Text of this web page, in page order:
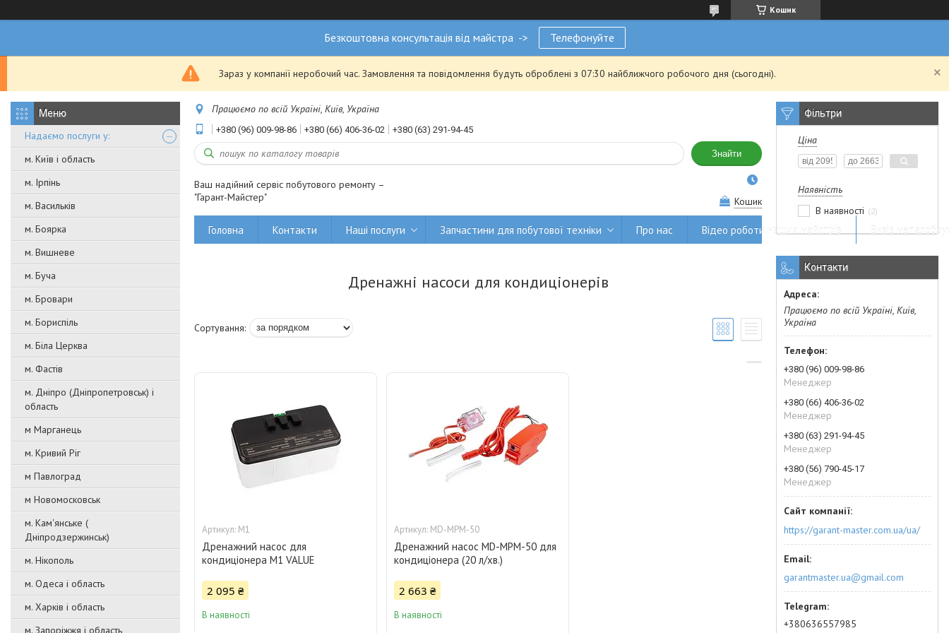
Кошик
Безкоштовна консультація від майстра -> Телефонуйте
Зараз у компанії неробочий час. Замовлення та повідомлення будуть оброблені з 07:30 найближчого робочого дня (сьогодні).
Надаємо послуги у:
м. Київ і область
м. Ірпінь
м. Васильків
м. Боярка
м. Вишневе
м. Буча
м. Бровари
м. Бориспіль
м. Біла Церква
м. Фастів
м. Дніпро (Дніпропетровськ) і
область
м Марганець
м. Кривий Ріг
м Павлоград
м Новомосковськ
м. Кам'янське (
Дніпродзержинськ)
м. Нікополь
м. Одеса і область
м. Харків і область
м. Запоріжжя і область
Працюємо по всій Україні, Київ, Україна
+380 (96) 009-98-86 +380 (66) 406-36-02 +380 (63) 291-94-45
Знайти
Ваш надійний сервіс побутового ремонту –
"Гарант-Майстер"
Кошик
Головна Контакти Наші послуги Запчастини для побутової техніки Про нас Відео роботи наших майстрів Вивіз
Дренажні насоси для кондиціонерів
M1
Дренажний насос для
кондиціонера M1 VALUE
2 095 ₴
В наявності
MD-MPM-50
Дренажний насос MD-MPM-50 для
кондиціонера (20 л/хв.)
2 663 ₴
В наявності
Фільтри
Ціна
Наявність
В наявності
2
Контакти
Працюємо по всій Україні, Київ,
Україна
+380 (96) 009-98-86
Менеджер
+380 (66) 406-36-02
Менеджер
+380 (63) 291-94-45
Менеджер
+380 (56) 790-45-17
Менеджер
https://garant-master.com.ua/ua/
garantmaster.ua@gmail.com
+380636557985